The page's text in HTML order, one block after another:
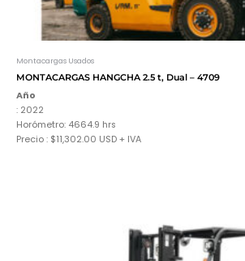
Montacargas Usados
MONTACARGAS HANGCHA 2.5 t, Dual – 4709
Año
: 2022
Horómetro: 4664.9 hrs
Precio : $11,302.00 USD + IVA